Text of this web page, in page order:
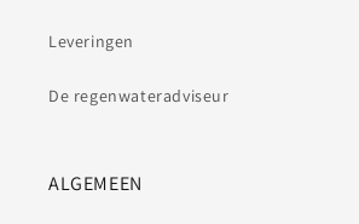
Leveringen
De regenwateradviseur
ALGEMEEN